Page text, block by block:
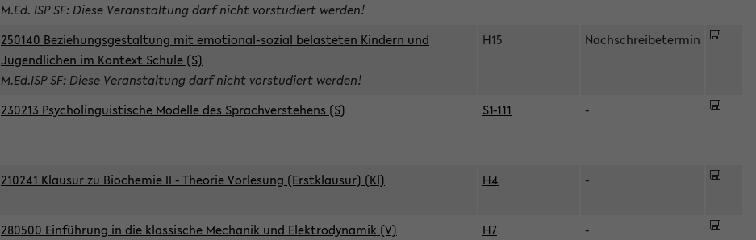
M.Ed. ISP SF: Diese Veranstaltung darf nicht vorstudiert werden!
250140 Beziehungsgestaltung mit emotional-sozial belasteten Kindern und
Jugendlichen im Kontext Schule (S)
M.Ed.ISP SF: Diese Veranstaltung darf nicht vorstudiert werden!
H15 Nachschreibetermin
230213 Psycholinguistische Modelle des Sprachverstehens (S) S1-111 -
210241 Klausur zu Biochemie II - Theorie Vorlesung (Erstklausur) (Kl) H4 -
280500 Einführung in die klassische Mechanik und Elektrodynamik (V) H7 -